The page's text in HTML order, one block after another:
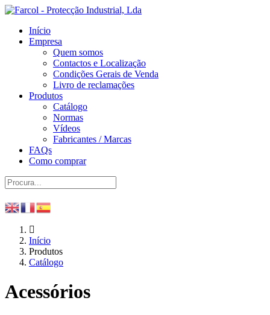
Início
Empresa
Quem somos
Contactos e Localização
Condições Gerais de Venda
Livro de reclamações
Produtos
Catálogo
Normas
Vídeos
Fabricantes / Marcas
FAQs
Como comprar
Início
Produtos
Catálogo
Acessórios